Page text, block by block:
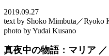
2019.09.27
text by Shoko Mimbuta／Ryoko
photo by Yudai Kusano
真夜中の物語：マリア